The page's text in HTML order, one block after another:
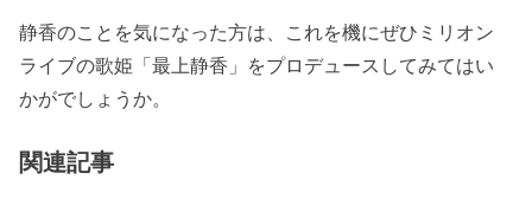
静香のことを気になった方は、これを機にぜひミリオン
ライブの歌姫「最上静香」をプロデュースしてみてはい
かがでしょうか。
関連記事